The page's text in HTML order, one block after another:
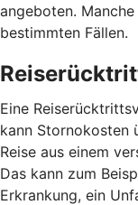
angeboten.
bestimmten Fällen.
Eine
kann Stornokosten
Reise aus einem
Das kann zum
Erkrankung, ein